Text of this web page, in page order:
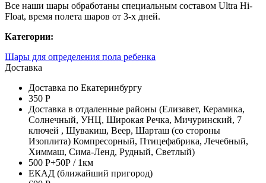
Все наши шары обработаны специальным составом Ultra Hi-
Float, время полета шаров от 3-х дней.
Категории:
Шары для определения пола ребенка
Доставка
Доставка по Екатеринбургу
350 Р
Доставка в отдаленные районы (Елизавет, Керамика,
Солнечный, УНЦ, Широкая Речка, Мичуринский, 7
ключей , Шувакиш, Веер, Шарташ (со стороны
Изоплита) Компресорный, Птицефабрика, Лечебный,
Химмаш, Сима-Ленд, Рудный, Светлый)
500 Р+50Р / 1км
ЕКАД (ближайший пригород)